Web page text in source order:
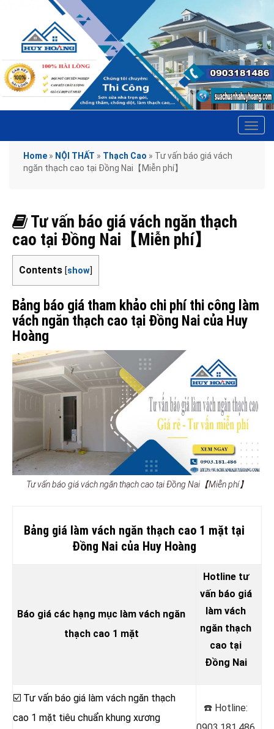
Home » NỘI THẤT » Thạch Cao » Tư vấn báo giá vách
ngăn thạch cao tại Đồng Nai【Miễn phí】
Tư vấn báo giá vách ngăn thạch
cao tại Đồng Nai【Miễn phí】
Contents [show]
Bảng báo giá tham khảo chi phí thi công làm
vách ngăn thạch cao tại Đồng Nai của Huy
Hoàng
Tư vấn báo giá vách ngăn thạch cao tại Đồng Nai【Miễn phí】
Bảng giá làm vách ngăn thạch cao 1 mặt tại
Đồng Nai của Huy Hoàng
Báo giá các hạng mục làm vách ngăn
thạch cao 1 mặt
Hotline tư
vấn báo giá
làm vách
ngăn thạch
cao tại
Đồng Nai
☑️ Tư vấn báo giá làm vách ngăn thạch
cao 1 mặt tiêu chuẩn khung xương
☎️ Hotline: